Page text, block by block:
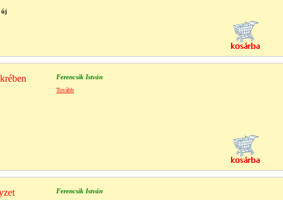
új
Ferencsik István
Tovább
Ferencsik István